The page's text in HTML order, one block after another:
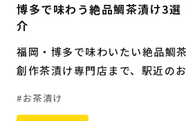
博多で味わう絶品鯛茶漬け3選
介
福岡・博多で味わいたい絶品鯛
創作茶漬け専門店まで、駅近の
お茶漬け